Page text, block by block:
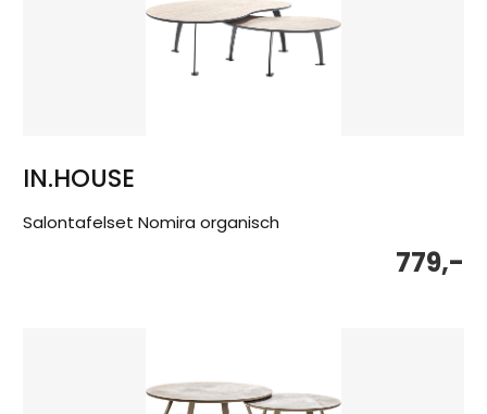
IN.HOUSE
Salontafelset Nomira organisch
779,-